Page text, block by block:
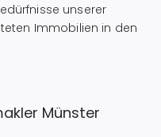
unserer
Immobilien in den
Münster